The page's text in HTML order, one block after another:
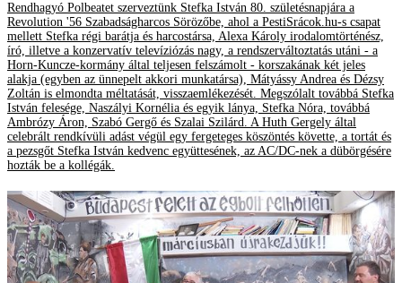
Rendhagyó Polbeatet szerveztünk Stefka István 80. születésnapjára a
Revolution '56 Szabadságharcos Sörözőbe, ahol a PestiSrácok.hu-s csapat
mellett Stefka régi barátja és harcostársa, Alexa Károly irodalomtörténész,
író, illetve a konzervatív televíziózás nagy, a rendszerváltoztatás utáni - a
Horn-Kuncze-kormány által teljesen felszámolt - korszakának két jeles
alakja (egyben az ünnepelt akkori munkatársa), Mátyássy Andrea és Dézsy
Zoltán is elmondta méltatását, visszaemlékezését. Megszólalt továbbá Stefka
István felesége, Naszályi Kornélia és egyik lánya, Stefka Nóra, továbbá
Ambrózy Áron, Szabó Gergő és Szalai Szilárd. A Huth Gergely által
celebrált rendkívüli adást végül egy fergeteges köszöntés követte, a tortát és
a pezsgőt Stefka István kedvenc együttesének, az AC/DC-nek a dübörgésére
hozták be a kollégák.